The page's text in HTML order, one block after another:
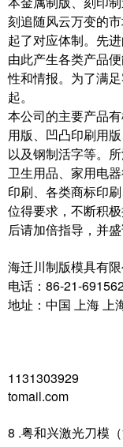
刻追随风云万变的
起了对应体制。先
由此产生各类产品
性和情报。为了满
起。
本公司的主要产品
用版、凹凸印刷用
以及钢制活字等。
卫生用品、家用电
印刷、各类商标印
位得要求，不断积
后请加倍指导，并盛
海迁川制版模具有
电话：86-21-
地址：中国 上海 上
1131303929
tomail.com
8 .粤和兴激光刀模